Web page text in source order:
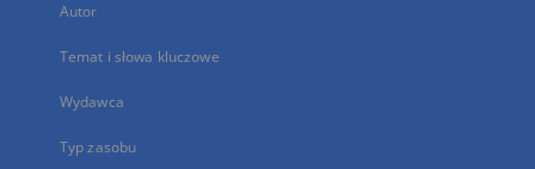
Autor
Temat i słowa kluczowe
Wydawca
Typ zasobu